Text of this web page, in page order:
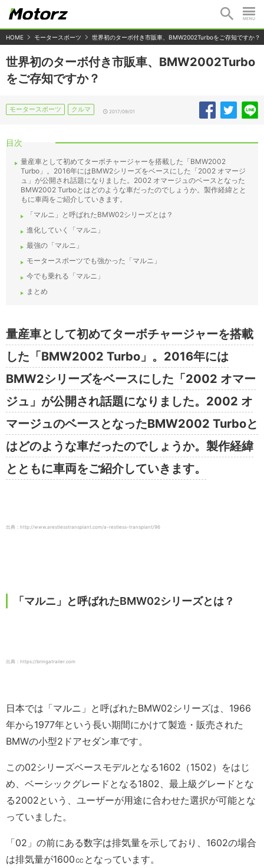
HOME モータースポーツ 世界初のターボ付き市販車、BMW2002Turboをご存知ですか？
世界初のターボ付き市販車、BMW2002Turbo
をご存知ですか？
モータースポーツ クルマ 2017/09/01
目次
量産車として初めてターボチャージャーを搭載した「BMW2002
Turbo」。2016年にはBMW2シリーズをベースにした「2002 オマージ
ュ」が公開され話題になりました。2002 オマージュのベースとなった
BMW2002 Turboとはどのような車だったのでしょうか。製作経緯とと
もに車両をご紹介していきます。
「マルニ」と呼ばれたBMW02シリーズとは？
進化していく「マルニ」
最強の「マルニ」
モータースポーツでも強かった「マルニ」
今でも乗れる「マルニ」
まとめ
量産車として初めてターボチャージャーを搭載
した「BMW2002 Turbo」。2016年には
BMW2シリーズをベースにした「2002 オマー
ジュ」が公開され話題になりました。2002 オ
マージュのベースとなったBMW2002 Turboと
はどのような車だったのでしょうか。製作経緯
とともに車両をご紹介していきます。
出典：http://www.arestlesstransplant.com/a-restless-transplant/96
「マルニ」と呼ばれたBMW02シリーズとは？
出典：https://bringatrailer.com
日本では「マルニ」と呼ばれたBMW02シリーズは、1966
年から1977年という長い期間にかけて製造・販売された
BMWの小型2ドアセダン車です。
この02シリーズベースモデルとなる1602（1502）をはじ
め、ベーシックグレードとなる1802、最上級グレードとな
る2002という、ユーザーが用途に合わせた選択が可能とな
っていました。
「02」の前にある数字は排気量を示しており、1602の場合
は排気量が1600㏄となっています。